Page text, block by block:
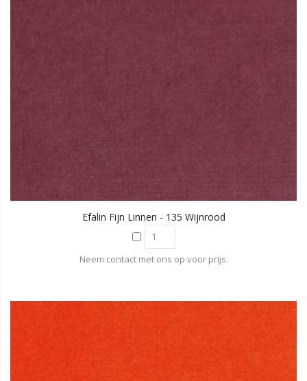
Efalin Fijn Linnen - 135 Wijnrood
Neem contact met ons op voor prijs.